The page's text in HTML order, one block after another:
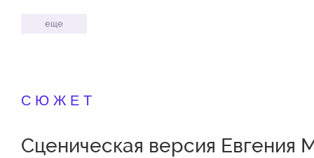
Остроумова
еще
СЮЖЕТ
Сценическая версия Евгения